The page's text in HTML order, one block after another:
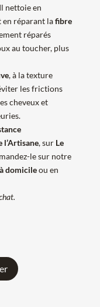
nettoie en
en réparant lafibre
réparés
au toucher, plus
, à la texture
les frictions
cheveux et
l’Artisane, sur Le
le sur notre
domicileou en
l